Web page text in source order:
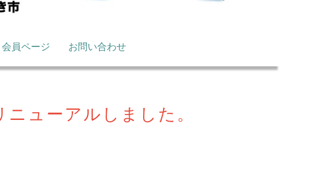
会員ページ お問い合わせ
ューアルしました。